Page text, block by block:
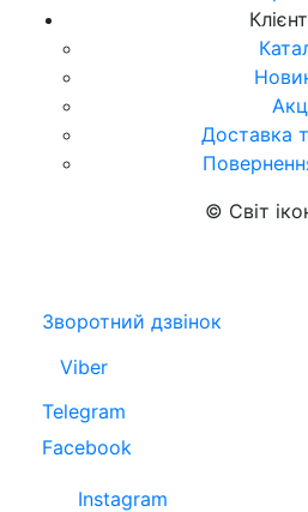
Доставка
© Світ
Зворотний дзвінок
Viber
Telegram
Facebook
Instagram